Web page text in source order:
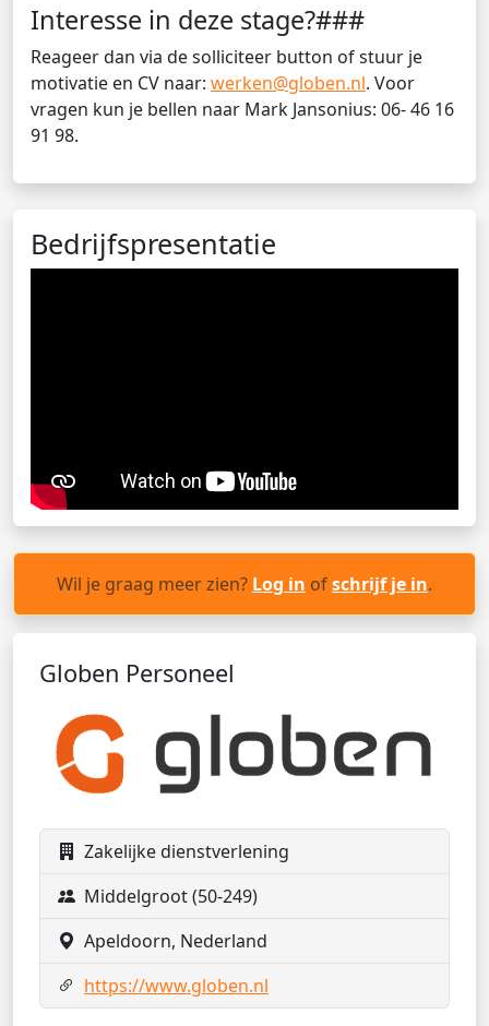
Interesse in deze stage?###
Reageer dan via de solliciteer button of stuur je
motivatie en CV naar: werken@globen.nl. Voor
vragen kun je bellen naar Mark Jansonius: 06- 46 16
91 98.
Bedrijfspresentatie
Wil je graag meer zien? Log in ofschrijf je in.
Globen Personeel
Zakelijke dienstverlening
Middelgroot (50-249)
Apeldoorn, Nederland
https://www.globen.nl